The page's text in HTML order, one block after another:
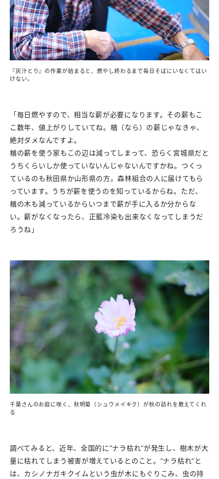
『灰汁とり』の作業が始まると、燃やし終わるまで毎日そばにいなくてはい
けない。
「毎日燃やすので、相当な薪が必要になります。その薪もこ
こ数年、値上がりしていてね。楢（なら）の薪じゃなきゃ、
絶対ダメなんですよ。
楢の薪を使う家もこの辺は減ってしまって、恐らく宮城県だと
うちくらいしか使っていないんじゃないんですかね。つくっ
ているのも秋田県か山形県の方。森林組合の人に届けてもら
っています。うちが薪を使うのを知っているからね。ただ、
楢の木も減っているからいつまで薪が手に入るか分からな
い。薪がなくなったら、正藍冷染も出来なくなってしまうだ
ろうね」
千葉さんのお庭に咲く、秋明菊（シュウメイキク）が秋の訪れを教えてくれ
る
調べてみると、近年、全国的に“ナラ枯れ”が発生し、樹木が大
量に枯れてしまう被害が増えているとのこと。“ナラ枯れ”と
は、カシノナガキクイムという虫が木にもぐりこみ、虫の持